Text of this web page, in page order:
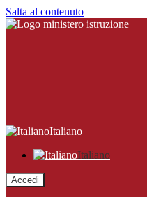
Salta al contenuto
Italiano
Italiano
Accedi